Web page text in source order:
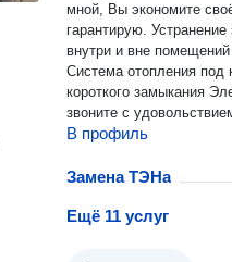
мной, Вы экономите
гарантирую. Устранение засоров канализации Устранение течи
внутри и вне помещений Монтаж сантехники и бытовой техники
Система отопления под ключ Услуги электрика Поиск и
короткого замыкания Электромонтажные работы под ключ Пишите,
звоните с
В профиль
Замена ТЭНа
Ещё 11 услуг